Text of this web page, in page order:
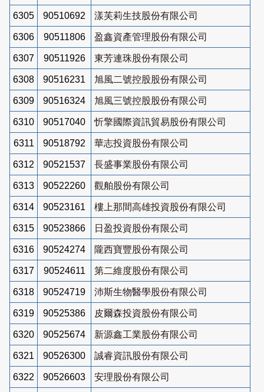
6305 90510692 漾芙莉生技股份有限公司
6306 90511806 盈鑫資產管理股份有限公司
6307 90511926 東芳連珠股份有限公司
6308 90516231 旭風二號控股股份有限公司
6309 90516324 旭風三號控股股份有限公司
6310 90517040 忻擎國際資訊貿易股份有限公司
6311 90518792 華志投資股份有限公司
6312 90521537 長盛事業股份有限公司
6313 90522260 觀舶股份有限公司
6314 90523161 樓上那間高雄投資股份有限公司
6315 90523866 日盈投資股份有限公司
6316 90524274 隴西寶豐股份有限公司
6317 90524611 第二維度股份有限公司
6318 90524719 沛斯生物醫學股份有限公司
6319 90525386 皮爾森投資股份有限公司
6320 90525674 新源鑫工業股份有限公司
6321 90526300 誠睿資訊股份有限公司
6322 90526603 安理股份有限公司